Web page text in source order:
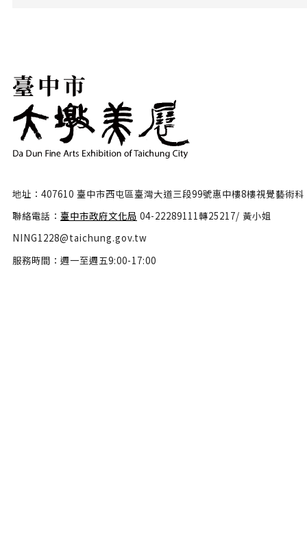
地址：407610 臺中市西屯區臺灣大道三段99號惠中樓8樓視覺藝術科
聯絡電話： 臺中市政府文化局 04-22289111轉25217/ 黃小姐
NING1228@taichung.gov.tw
服務時間：週一至週五9:00-17:00